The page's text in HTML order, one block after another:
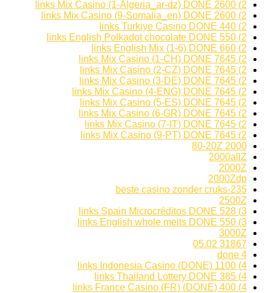
2) 2600 links Mix Casino (1-Algeria_ar-dz) DONE
2) 2600 links Mix Casino (9-Somalia_en) DONE
2) 440 links Turkiye Casino DONE
2) 550 links English Polkadot chocolate DONE
2) 660 links English Mix (1-6) DONE
2) 7645 links Mix Casino (1-CH) DONE
2) 7645 links Mix Casino (2-CZ) DONE
2) 7645 links Mix Casino (3-DE) DONE
2) 7645 links Mix Casino (4-ENG) DONE
2) 7645 links Mix Casino (5-ES) DONE
2) 7645 links Mix Casino (6-GR) DONE
2) 7645 links Mix Casino (7-IT) DONE
2) 7645 links Mix Casino (9-PT) DONE
2000 80-20Z
2000allZ
2000Z
2000Zdp
235-beste casino zonder cruks
2500Z
3) 528 links Spain Microcréditos DONE
3) 550 links English whole melts DONE
3000Z
31867 05.02
4 done
4) 1100 links Indonesia Casino (DONE)
4) 385 links Thailand Lottery DONE
4) 400 links France Casino (FR) (DONE)